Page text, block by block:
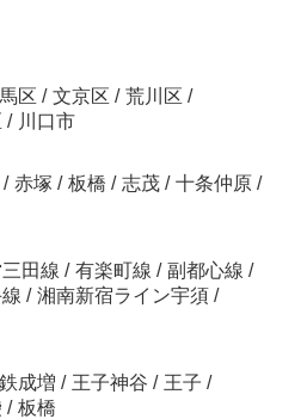
区 / 文京区 / 荒川区 /
/ 川口市
/ 赤塚 / 板橋 / 志茂 / 十条仲原 /
田線 / 有楽町線 / 副都心線 /
/ 湘南新宿ライン宇須 /
成増 / 王子神谷 / 王子 /
/ 板橋